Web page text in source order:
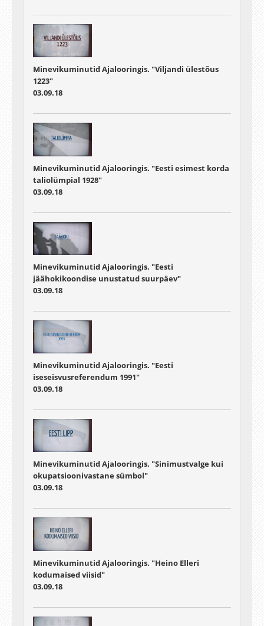
Minevikuminutid Ajalooringis. "Viljandi ülestõus
1223"
03.09.18
Minevikuminutid Ajalooringis. "Eesti esimest korda
taliolümpial 1928"
03.09.18
Minevikuminutid Ajalooringis. "Eesti
jäähokikoondise unustatud suurpäev"
03.09.18
Minevikuminutid Ajalooringis. "Eesti
iseseisvusreferendum 1991"
03.09.18
Minevikuminutid Ajalooringis. "Sinimustvalge kui
okupatsioonivastane sümbol"
03.09.18
Minevikuminutid Ajalooringis. "Heino Elleri
kodumaised viisid"
03.09.18